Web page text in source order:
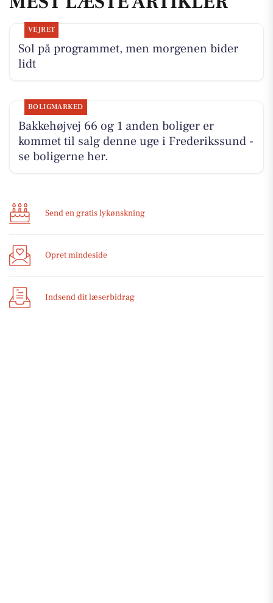
VEJRET
Sol på programmet, men morgenen bider
lidt
BOLIGMARKED
Bakkehøjvej 66 og 1 anden boliger er
kommet til salg denne uge i Frederikssund -
se boligerne her.
Send en gratis lykønskning
Opret mindeside
Indsend dit læserbidrag